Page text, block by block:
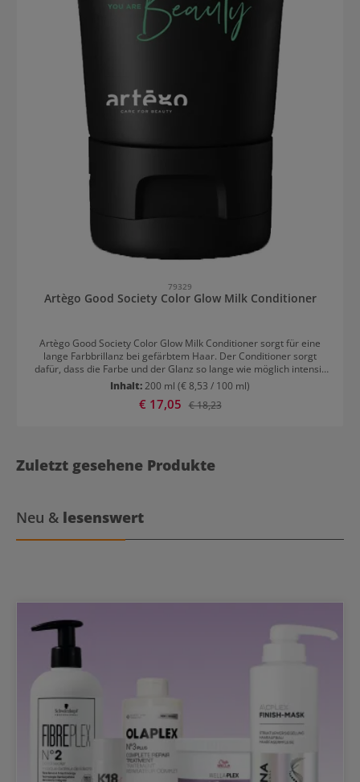
79329
Artègo Good Society Color Glow Milk Conditioner
Artègo Good Society Color Glow Milk Conditioner sorgt für eine
lange Farbbrillanz bei gefärbtem Haar. Der Conditioner sorgt
dafür, dass die Farbe und der Glanz so lange wie möglich intensiv
und frisch aussehen. Dafür verwendet das Produkt Phytoceramide
aus Sonnenblumen, Jojoba und Wasabi. Artègo Good Society Color
Glow Milk Conditioner: Die Wirkung Schutz und Erhalt der
Inhalt:200 ml (€ 8,53 / 100 ml)
Verkaufspreis:
€ 17,05 Regulärer Preis:
€ 18,23
Zuletzt gesehene Produkte
Neu & lesenswert